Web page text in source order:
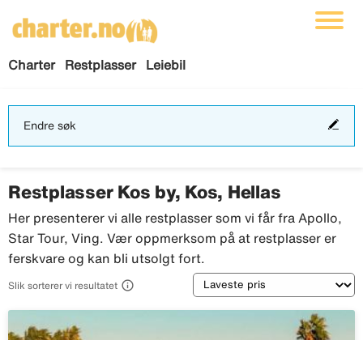
Charter Restplasser Leiebil
Endre søk
Restplasser Kos by, Kos, Hellas
Her presenterer vi alle restplasser som vi får fra Apollo,
Star Tour, Ving. Vær oppmerksom på at restplasser er
ferskvare og kan bli utsolgt fort.
Slik sorterer vi resultatet  Sortering